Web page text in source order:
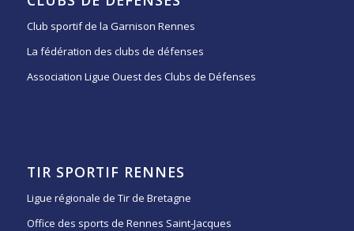
Club sportif de la Garnison Rennes
La fédération des clubs de défenses
Association Ligue Ouest des Clubs de Défenses
TIR SPORTIF RENNES
Ligue régionale de Tir de Bretagne
Office des sports de Rennes Saint-Jacques